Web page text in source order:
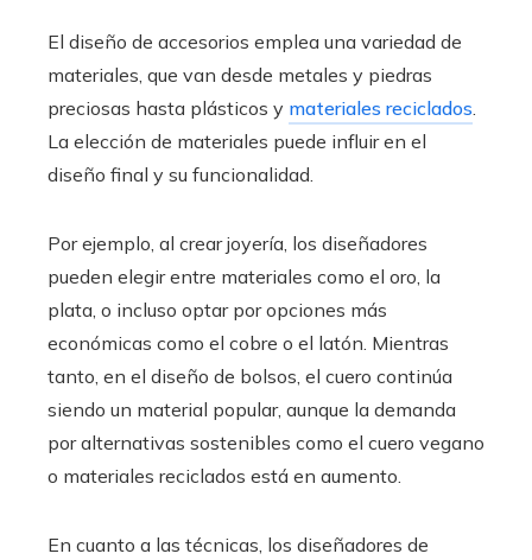
El diseño de accesorios emplea una variedad de
materiales, que van desde metales y piedras
preciosas hasta plásticos y materiales reciclados
La elección de materiales puede influir en el
diseño final y su funcionalidad.
Por ejemplo, al crear joyería, los diseñadores
pueden elegir entre materiales como el oro, la
plata, o incluso optar por opciones más
económicas como el cobre o el latón. Mientras
tanto, en el diseño de bolsos, el cuero continúa
siendo un material popular, aunque la demanda
por alternativas sostenibles como el cuero vegano
o materiales reciclados está en aumento.
En cuanto a las técnicas, los diseñadores de